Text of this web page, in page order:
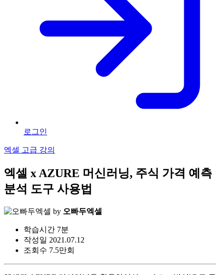
로그인
엑셀 고급 강의
엑셀 x AZURE 머신러닝, 주식 가격 예측
분석 도구 사용법
by 오빠두엑셀
학습시간 7분
작성일 2021.07.12
조회수 7.5만회